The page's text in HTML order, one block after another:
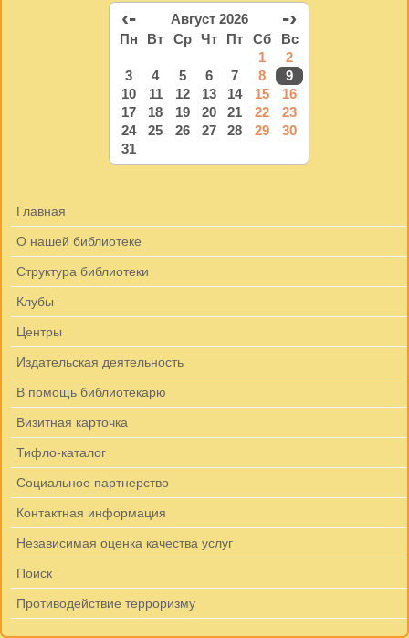
‹- Август 2026 -›
Пн Вт Ср Чт Пт Сб
Вс
1
2
3
4 5 6 7 8
9
10
11 12 13 14 15
16
17
18 19 20 21 22
23
24
25 26 27 28 29
30
31
Главная
О нашей библиотеке
Структура библиотеки
Клубы
Центры
Издательская деятельность
В помощь библиотекарю
Визитная карточка
Тифло-каталог
Социальное партнерство
Контактная информация
Независимая оценка качества услуг
Поиск
Противодействие терроризму